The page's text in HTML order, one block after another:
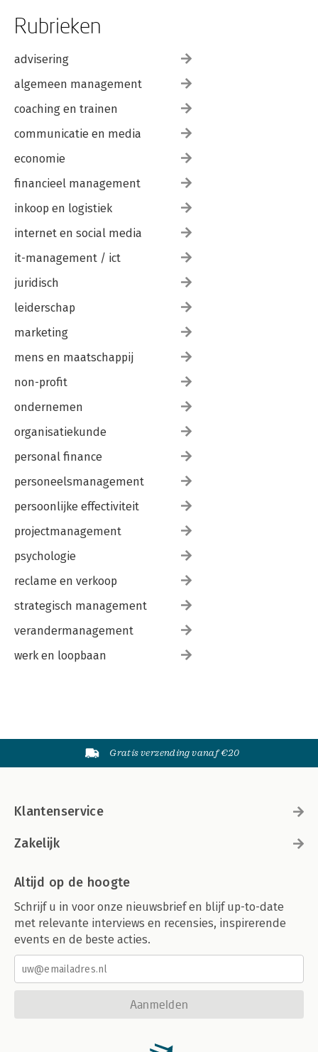
Rubrieken
advisering
algemeen management
coaching en trainen
communicatie en media
economie
financieel management
inkoop en logistiek
internet en social media
it-management / ict
juridisch
leiderschap
marketing
mens en maatschappij
non-profit
ondernemen
organisatiekunde
personal finance
personeelsmanagement
persoonlijke effectiviteit
projectmanagement
psychologie
reclame en verkoop
strategisch management
verandermanagement
werk en loopbaan
Gratis verzending vanaf €20
Klantenservice
Zakelijk
Altijd op de hoogte
Schrijf u in voor onze nieuwsbrief en blijf up-to-date
met relevante interviews en recensies, inspirerende
events en de beste acties.
Aanmelden